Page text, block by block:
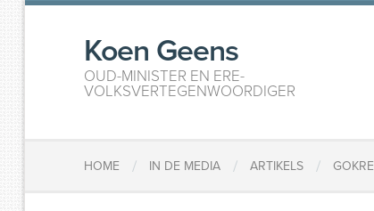
Koen Geens
OUD-MINISTER EN ERE-
VOLKSVERTEGENWOORDIGER
HOME / IN DE MEDIA / ARTIKELS /